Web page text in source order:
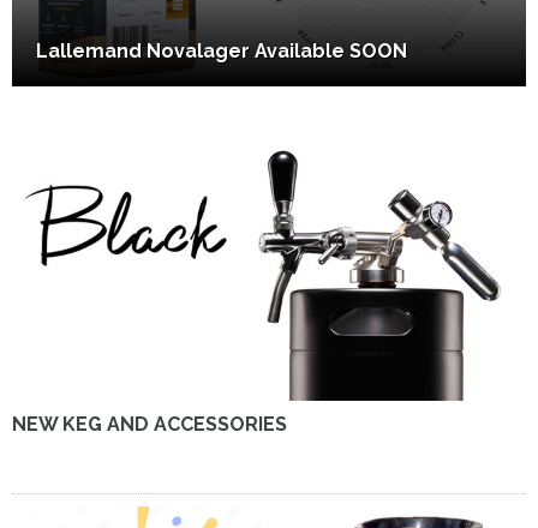
Lallemand Novalager Available SOON
NEW KEG AND ACCESSORIES